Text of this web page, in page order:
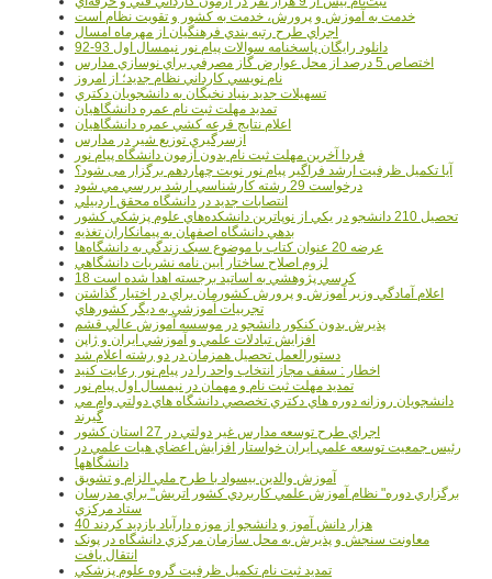
خدمت به آموزش و پرورش، خدمت به کشور و تقويت نظام است
اجراي طرح رتبه بندي فرهنگيان از مهرماه امسال
دانلود رایگان پاسخنامه سوالات پیام نور نیمسال اول 93-92
اختصاص 5 درصد از محل عوارض گاز مصرفي براي نوسازي مدارس
نام نويسي کارداني نظام جديد؛ از امروز
تسهيلات جديد بنياد نخبگان به دانشجويان دکتري
تمديد مهلت ثبت نام عمره دانشگاهيان
اعلام نتايج قرعه کشي عمره دانشگاهيان
ازسرگيري توزيع شير در مدارس
فردا آخرین مهلت ثبت نام بدون آزمون دانشگاه پیام نور
آیا تکمیل ظرفیت ارشد فراگیر پیام نور نوبت چهاردهم برگزار می شود؟
درخواست 29 رشته کارشناسي ارشد بررسي مي شود
انتصابات جديد در دانشگاه محقق اردبيلي
تحصيل 210 دانشجو در يکي از نوپاترين دانشکده‌هاي علوم پزشکي کشور
بدهي دانشگاه اصفهان به پيمانکاران تغذيه
عرضه 20 عنوان کتاب با موضوع سبک زندگي به دانشگاه‌ها
لزوم اصلاح ساختار آيين نامه نشريات دانشگاهي
18 کرسي پژوهشي به اساتيد برجسته اهدا شده است
اعلام آمادگي وزير آموزش و پرورش کشورمان براي در اختيار گذاشتن
تجربيات آموزشي به ديگر کشورهاي
پذيرش بدون کنکور دانشجو در موسسه آموزش عالي قشم
افزايش تبادلات علمي و آموزشي ايران و ژاپن
دستورالعمل تحصیل همزمان در دو رشته اعلام شد
اخطار : سقف مجاز انتخاب واحد را در پیام نور رعایت کنید
تمدید مهلت ثبت نام و مهمان در نیمسال اول پیام نور
دانشجويان روزانه دوره هاي دكتري تخصصي دانشگاه هاي دولتي وام مي
گيرند
اجراي طرح توسعه مدارس غير دولتي در 27 استان کشور
رئيس جمعيت توسعه علمي ايران خواستار افزايش اعضاي هيات علمي در
دانشگاهها
آموزش والدين بيسواد با طرح ملي الزام و تشويق
برگزاري دوره" نظام آموزش علمي كاربردي كشور اتريش" براي مدرسان
ستاد مرکزي
40 هزار دانش آموز و دانشجو از موزه دارآباد بازديد کردند
معاونت سنجش و پذيرش به محل سازمان مرکزي دانشگاه در پونک
انتقال يافت
تمديد ثبت نام تکميل ظرفيت گروه علوم پزشکي